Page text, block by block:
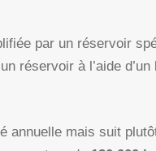
par un réservoir
réservoir à l’aide
annuelle mais suit